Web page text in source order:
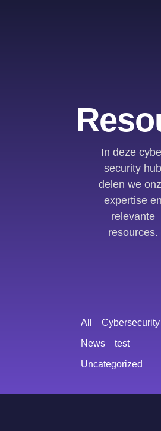
In deze
security hub
delen we
expertise en
relevante
resources.
Cybersecurity
News test
Uncategorized
All